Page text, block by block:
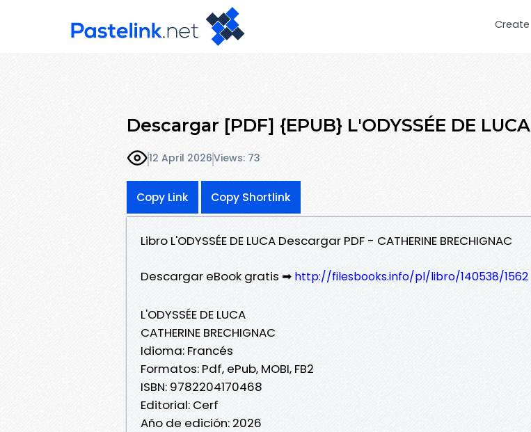
Create
Descargar [PDF] {EPUB} L'ODYSSÉE DE LUCA
12 April 2026Views: 73
Copy Link Copy Shortlink
Libro L'ODYSSÉE DE LUCA Descargar PDF - CATHERINE BRECHIGNAC
Descargar eBook gratis ➡ http://filesbooks.info/pl/libro/140538/1562
L'ODYSSÉE DE LUCA
CATHERINE BRECHIGNAC
Idioma: Francés
Formatos: Pdf, ePub, MOBI, FB2
ISBN: 9782204170468
Editorial: Cerf
Año de edición: 2026